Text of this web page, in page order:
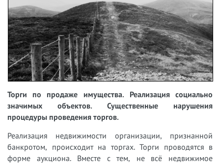
Торги по продаже имущества. Реализация социально
значимых объектов. Существенные нарушения
процедуры проведения торгов.
Реализация недвижимости организации, признанной
банкротом, происходит на торгах. Торги проводятся в
форме аукциона. Вместе с тем, не всё недвижимое